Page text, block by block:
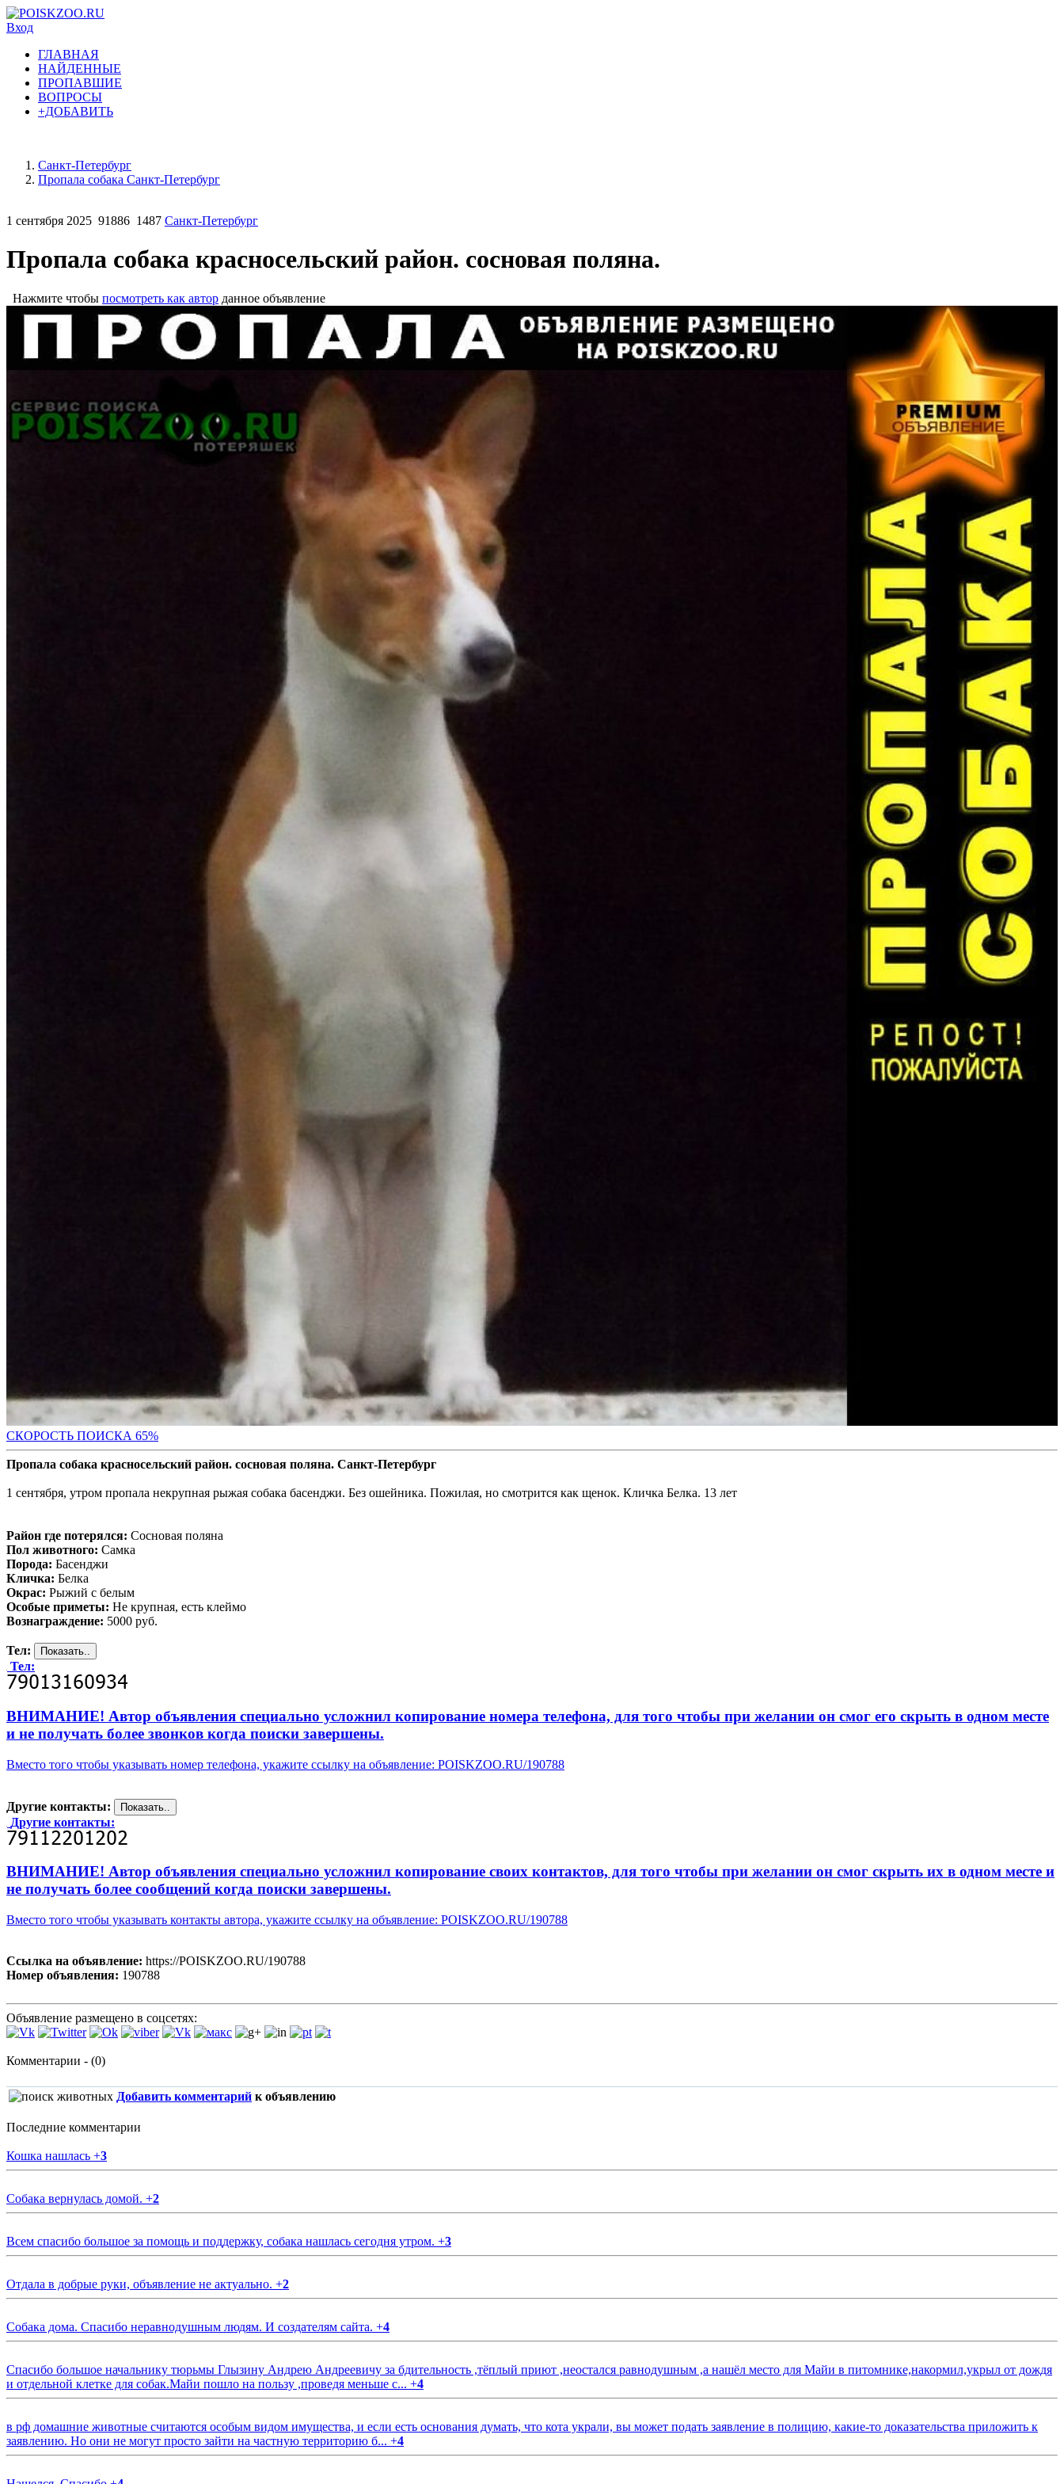
Вход
ГЛАВНАЯ
НАЙДЕННЫЕ
ПРОПАВШИЕ
ВОПРОСЫ
+ДОБАВИТЬ
Санкт-Петербург
Пропала собака Санкт-Петербург
1 сентября 2025 91886 1487 Санкт-Петербург
Пропала собака красносельский район. сосновая поляна.
Нажмите чтобы посмотреть как автор данное объявление
СКОРОСТЬ ПОИСКА 65%
Пропала собака красносельский район. сосновая поляна. Санкт-Петербург
1 сентября, утром пропала некрупная рыжая собака басенджи. Без ошейника. Пожилая, но смотрится как щенок. Кличка Белка. 13 лет
Район где потерялся: Сосновая поляна
Пол животного: Самка
Порода: Басенджи
Кличка: Белка
Окрас: Рыжий с белым
Особые приметы: Не крупная, есть клеймо
Вознаграждение: 5000 руб.
Тел:
Тел:
ВНИМАНИЕ! Автор объявления специально усложнил копирование номера телефона, для того чтобы при желании он смог его скрыть в одном месте
и не получать более звонков когда поиски завершены.
Вместо того чтобы указывать номер телефона, укажите ссылку на объявление: POISKZOO.RU/190788
Другие контакты:
Другие контакты:
ВНИМАНИЕ! Автор объявления специально усложнил копирование своих контактов, для того чтобы при желании он смог скрыть их в одном месте и
не получать более сообщений когда поиски завершены.
Вместо того чтобы указывать контакты автора, укажите ссылку на объявление: POISKZOO.RU/190788
Ссылка на объявление: https://POISKZOO.RU/190788
Номер объявления: 190788
Объявление размещено в соцсетях:
Комментарии - (0)
Добавить комментарий к объявлению
Последние комментарии
Кошка нашлась +3
Собака вернулась домой. +2
Всем спасибо большое за помощь и поддержку, собака нашлась сегодня утром. +3
Отдала в добрые руки, объявление не актуально. +2
Собака дома. Спасибо неравнодушным людям. И создателям сайта. +4
Спасибо большое начальнику тюрьмы Глызину Андрею Андреевичу за бдительность ,тёплый приют ,неостался равнодушным ,а нашёл место для Майи в питомнике,накормил,укрыл от дождя
и отдельной клетке для собак.Майи пошло на пользу ,проведя меньше с... +4
в рф домашние животные считаются особым видом имущества, и если есть основания думать, что кота украли, вы может подать заявление в полицию, какие-то доказательства приложить к
заявлению. Но они не могут просто зайти на частную территорию б... +4